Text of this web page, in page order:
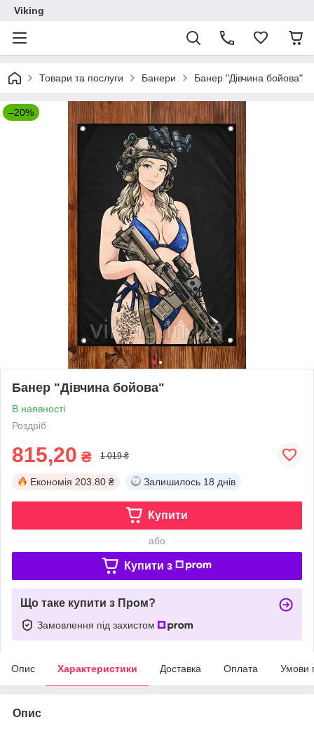
Viking
Товари та послуги Банери Банер "Дівчина бойова"
–20%
Банер "Дівчина бойова"
В наявності
Роздріб
815,20 ₴ 1 019 ₴
Економія 203.80 ₴ Залишилось 18 днів
Купити
або
Купити з
Що таке купити з Пром?
Замовлення під захистом
Опис Характеристики Доставка Оплата Умови
Опис